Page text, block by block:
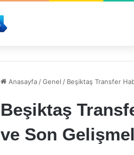
Anasayfa /Genel / Beşiktaş Transfer
Beşiktaş
ve Son